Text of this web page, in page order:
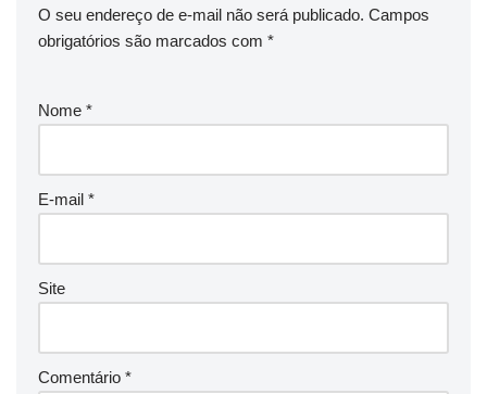
O seu endereço de e-mail não será publicado. Campos
obrigatórios são marcados com *
Nome *
E-mail *
Site
Comentário *